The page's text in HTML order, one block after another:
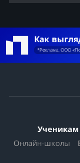
Как
*Реклама. ООО
Ученикам
Онлайн-школы